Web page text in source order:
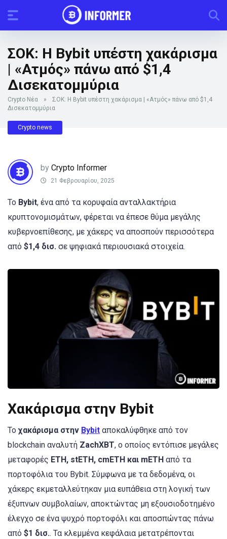
ΣΟΚ: H Bybit υπέστη χακάρισμα
| «Ατμός» πάνω από $1,4
Δισεκατομμύρια
Crypto Νέα »
ΣΟΚ: H Bybit υπέστη χακάρισμα | «Ατμός» πάνω από $1,4
Δισεκατομμύρια
Crypto news
by Crypto Informer
21 Φεβρουαρίου, 2025
Το Bybit, ένα από τα κορυφαία ανταλλακτήρια
κρυπτονομισμάτων, φέρεται να έπεσε θύμα μεγάλης
κυβερνοεπίθεσης, με χάκερς να αποσπούν περισσότερα
από $1,4 δισ. σε ψηφιακά περιουσιακά στοιχεία.
Χακάρισμα στην Bybit
Toχακάρισμα στην Bybit αποκαλύφθηκε από τον
blockchain αναλυτή ZachXBT, ο οποίος εντόπισε μεγάλες
μεταφορές ETH, stETH, cmETH και mETH από τα
πορτοφόλια του Bybit. Σύμφωνα με τα δεδομένα, οι
χάκερς εκμεταλλεύτηκαν μια ευπάθεια στη λογική των
έξυπνων συμβολαίων, αποκτώντας μη εξουσιοδοτημένο
έλεγχο σε ένα ψυχρό πορτοφόλι και αποσπώντας πάνω
από $1 δισ.. Τα κλεμμένα κεφάλαια μετατρέπονται